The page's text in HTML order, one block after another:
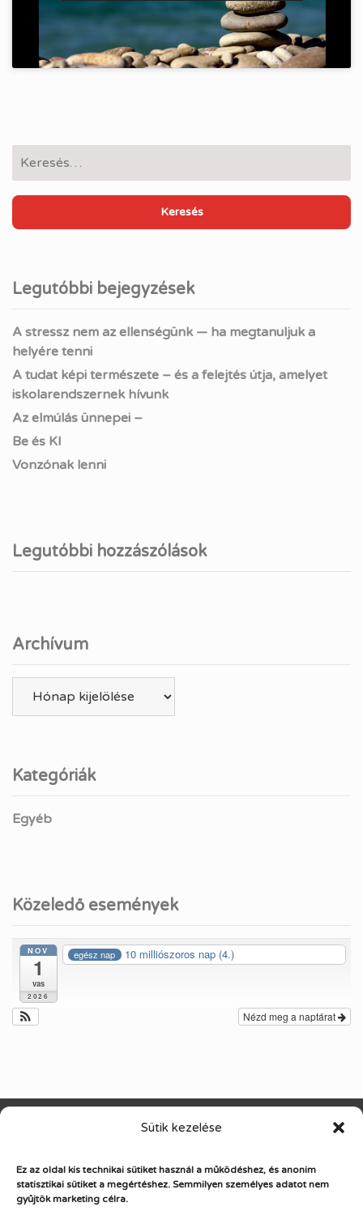
Sütik kezelése
Ez az oldal kis technikai sütiket használ a működéshez, és anonim
statisztikai sütiket a megértéshez. Semmilyen személyes adatot nem
gyűjtök marketing célra.
Keresés:
Legutóbbi bejegyzések
A stressz nem az ellenségünk — ha megtanuljuk a
helyére tenni
A tudat képi természete – és a felejtés útja, amelyet
iskolarendszernek hívunk
Az elmúlás ünnepei –
Be és KI
Vonzónak lenni
Legutóbbi hozzászólások
Archívum
Kategóriák
Egyéb
Közeledő események
NOV
1
vas
2026
egész nap 10 milliószoros nap (4.)
Nézd meg a naptárat
Készen a változásra